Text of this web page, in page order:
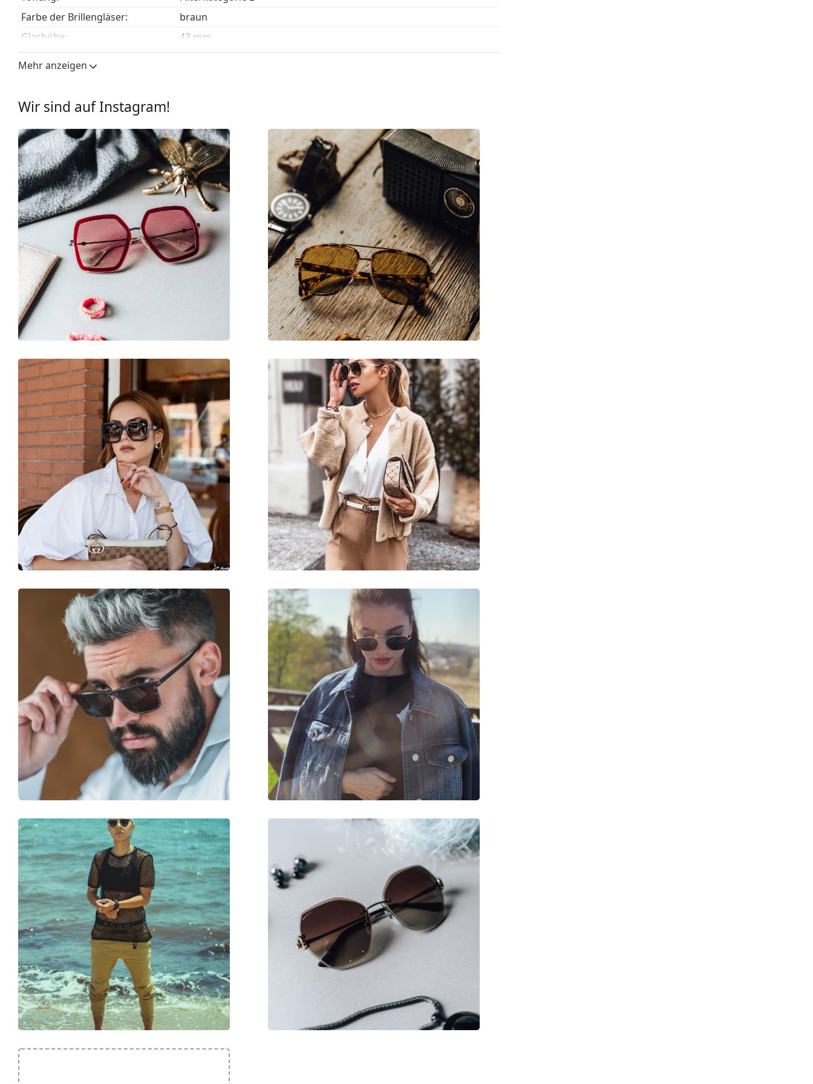
Farbe der Brillengläser:
braun
Glashöhe:
43 mm
Glasbreite:
52 mm
Brillenfassungen
Rahmenform:
Quadratisch
Farbe der Fassung:
braun
Material der Fassung:
Metall/Kunststoff
Größe:
M
Brillenbreite:
140 mm
Bügellänge:
150 mm
Stegbreite:
21 mm
Gewicht:
Verstellbare Nasenpads:
Federscharnier:
Accessories
Reinigungstuch:
Ja
Weiteres
Sex:
Damen
Kategorie:
Sonnenbrillen
Gucci
Verwendung:
Mode
Code:
GG1136SA 002 52
Mehr anzeigen
Wir sind auf Instagram!